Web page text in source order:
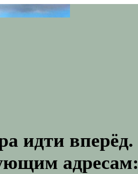
идти вперёд.
адресам: